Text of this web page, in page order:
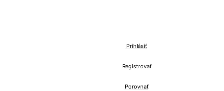
Prihlásiť
Registrovať
Porovnať